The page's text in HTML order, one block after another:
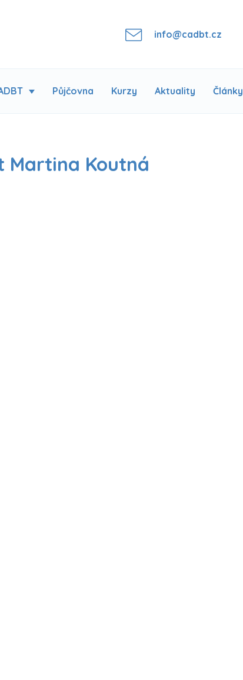
info@cadbt.cz
Půjčovna Kurzy Aktuality Články
Martina Koutná